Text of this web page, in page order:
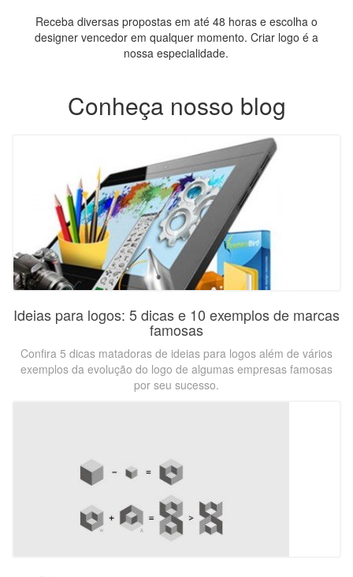
Receba diversas propostas em até 48 horas e escolha o
designer vencedor em qualquer momento. Criar logo é a
nossa especialidade.
Conheça nosso blog
Ideias para logos: 5 dicas e 10 exemplos de marcas
famosas
Confira 5 dicas matadoras de ideias para logos além de vários
exemplos da evolução do logo de algumas empresas famosas
por seu sucesso.